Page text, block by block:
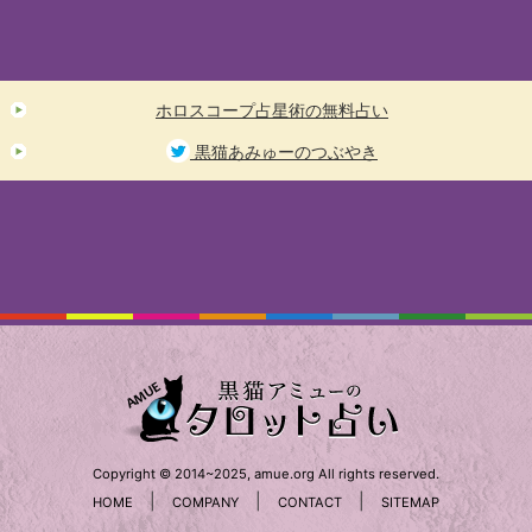
ホロスコープ占星術の無料占い
黒猫あみゅーのつぶやき
Copyright © 2014~2025, amue.org All rights reserved.
HOME
| COMPANY CONTACT SITEMAP